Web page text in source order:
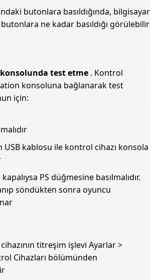
butonlara basıldığında, bilgisayar
ne kadar basıldığı görülebilir
test etme . Kontrol
konsoluna bağlanarak test
için:
USB kablosu ile kontrol cihazı konsola
PS düğmesine basılmalıdır.
söndükten sonra oyuncu
titreşim işlevi Ayarlar >
Cihazları bölümünden